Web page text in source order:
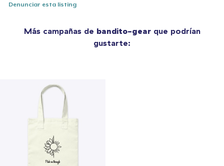
Denunciar esta listing
Más campañas de bandito-gearque podrían
gustarte: